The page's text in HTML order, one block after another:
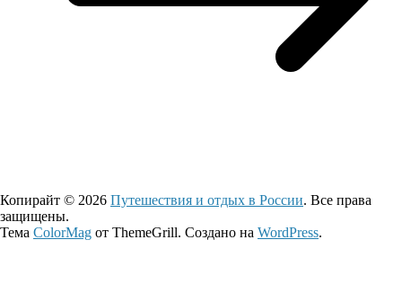
Копирайт © 2026 Путешествия и отдых в России. Все права
защищены.
Тема ColorMag от ThemeGrill. Создано на WordPress.